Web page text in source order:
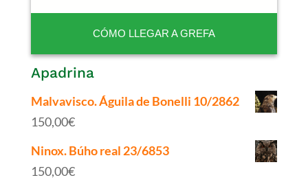
CÓMO LLEGAR A GREFA
Apadrina
Malvavisco. Águila de Bonelli 10/2862
150,00€
Ninox. Búho real 23/6853
150,00€